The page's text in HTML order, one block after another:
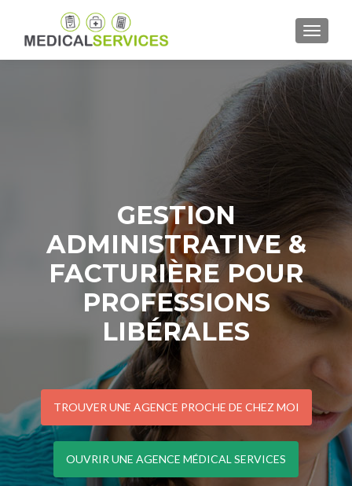
GESTION
ADMINISTRATIVE &
FACTURIÈRE POUR
PROFESSIONS
LIBÉRALES
TROUVER UNE AGENCE PROCHE DE CHEZ MOI
OUVRIR UNE AGENCE MÉDICAL SERVICES